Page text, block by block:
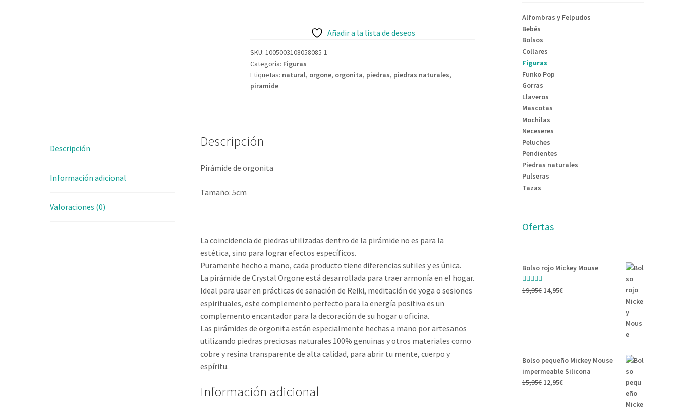
Añadir a la lista de deseos
SKU: 1005003108058085-1
Categoría: Figuras
Etiquetas: natural, orgone, orgonita, piedras, piedras naturales,
piramide
Descripción
Información adicional
Valoraciones (0)
Descripción
Pirámide de orgonita
Tamaño: 5cm
La coincidencia de piedras utilizadas dentro de la pirámide no es para la
estética, sino para lograr efectos específicos.
Puramente hecho a mano, cada producto tiene diferencias sutiles y es única.
La pirámide de Crystal Orgone está desarrollada para traer armonía en el hogar.
Ideal para usar en prácticas de sanación de Reiki, meditación de yoga o sesiones
espirituales, este complemento perfecto para la energía positiva es un
complemento encantador para la decoración de su hogar u oficina.
Las pirámides de orgonita están especialmente hechas a mano por artesanos
utilizando piedras preciosas naturales 100% genuinas y otros materiales como
cobre y resina transparente de alta calidad, para abrir tu mente, cuerpo y
espíritu.
Información adicional
Alfombras y Felpudos
Bebés
Bolsos
Collares
Figuras
Funko Pop
Gorras
Llaveros
Mascotas
Mochilas
Neceseres
Peluches
Pendientes
Piedras naturales
Pulseras
Tazas
Ofertas
Bolso rojo Mickey Mouse
Valorado con
19,95€ 14,95€
Bolso pequeño Mickey Mouse
impermeable Silicona
15,95€ 12,95€